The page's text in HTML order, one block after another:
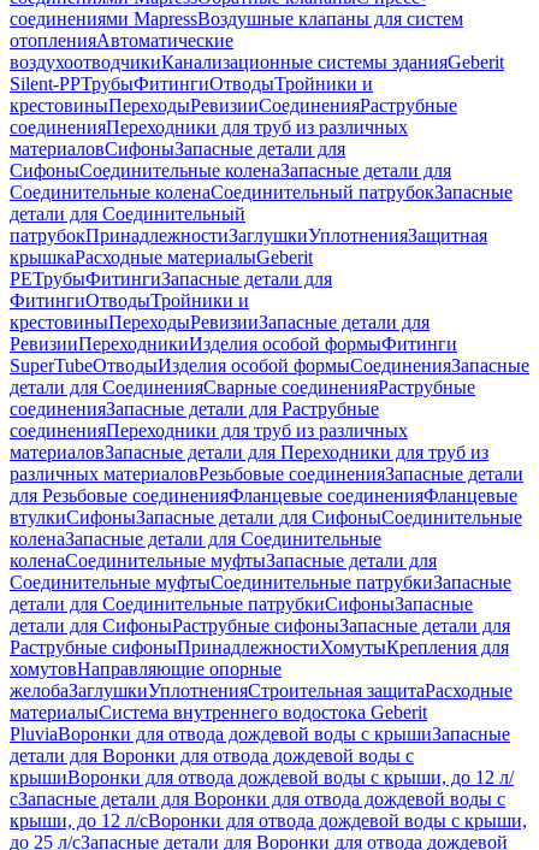
соединениями MapressВоздушные клапаны для систем
отопленияАвтоматические
воздухоотводчикиКанализационные системы зданияGeberit
Silent-PPТрубыФитингиОтводыТройники и
крестовиныПереходыРевизииСоединенияРаструбные
соединенияПереходники для труб из различных
материаловСифоныЗапасные детали для
СифоныСоединительные коленаЗапасные детали для
Соединительные коленаСоединительный патрубокЗапасные
детали для Соединительный
патрубокПринадлежностиЗаглушкиУплотненияЗащитная
крышкаРасходные материалыGeberit
PEТрубыФитингиЗапасные детали для
ФитингиОтводыТройники и
крестовиныПереходыРевизииЗапасные детали для
РевизииПереходникиИзделия особой формыФитинги
SuperTubeОтводыИзделия особой формыСоединенияЗапасные
детали для СоединенияСварные соединенияРаструбные
соединенияЗапасные детали для Раструбные
соединенияПереходники для труб из различных
материаловЗапасные детали для Переходники для труб из
различных материаловРезьбовые соединенияЗапасные детали
для Резьбовые соединенияФланцевые соединенияФланцевые
втулкиСифоныЗапасные детали для СифоныСоединительные
коленаЗапасные детали для Соединительные
коленаСоединительные муфтыЗапасные детали для
Соединительные муфтыСоединительные патрубкиЗапасные
детали для Соединительные патрубкиСифоныЗапасные
детали для СифоныРаструбные сифоныЗапасные детали для
Раструбные сифоныПринадлежностиХомутыКрепления для
хомутовНаправляющие опорные
желобаЗаглушкиУплотненияСтроительная защитаРасходные
материалыСистема внутреннего водостока Geberit
PluviaВоронки для отвода дождевой воды с крышиЗапасные
детали для Воронки для отвода дождевой воды с
крышиВоронки для отвода дождевой воды с крыши, до 12 л/
сЗапасные детали для Воронки для отвода дождевой воды с
крыши, до 12 л/сВоронки для отвода дождевой воды с крыши,
до 25 л/сЗапасные детали для Воронки для отвода дождевой